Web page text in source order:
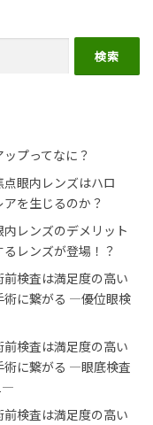
プってなに？
点眼内レンズはハロ
を生じるのか？
内レンズのデメリット
るレンズが登場！？
前検査は満足度の高い
術に繋がる ―優位眼検
前検査は満足度の高い
術に繋がる ―眼底検査
前検査は満足度の高い